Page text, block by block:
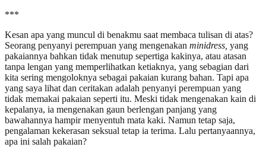
***
Kesan apa yang muncul di benakmu saat membaca tulisan di atas?
Seorang penyanyi perempuan yang mengenakan minidress, yang
pakaiannya bahkan tidak menutup sepertiga kakinya, atau atasan
tanpa lengan yang memperlihatkan ketiaknya, yang sebagian dari
kita sering mengoloknya sebagai pakaian kurang bahan. Tapi apa
yang saya lihat dan ceritakan adalah penyanyi perempuan yang
tidak memakai pakaian seperti itu. Meski tidak mengenakan kain di
kepalanya, ia mengenakan gaun berlengan panjang yang
bawahannya hampir menyentuh mata kaki. Namun tetap saja,
pengalaman kekerasan seksual tetap ia terima. Lalu pertanyaannya,
apa ini salah pakaian?